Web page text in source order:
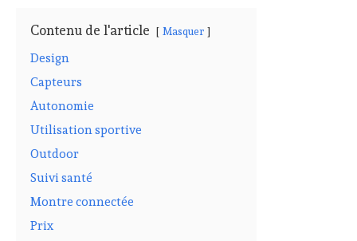
Contenu de l'article Masquer
Design
Capteurs
Autonomie
Utilisation sportive
Outdoor
Suivi santé
Montre connectée
Prix